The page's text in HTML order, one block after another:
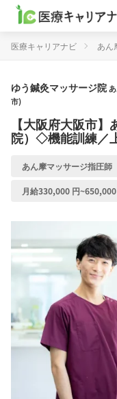
医療キャリアナビ あん
ゆう鍼灸マッサージ院
市)
【大阪府大阪市
院）◇機能訓練／
あん摩マッサージ指圧師
月給330,000 円